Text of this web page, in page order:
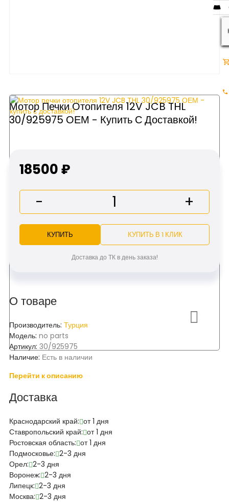
Мотор Печки Отопителя 12V JCB THL
30/925975 ОЕМ - Купить С Доставкой!
О товаре
Производитель: Турция
Модель: no parts
Артикул: 30/925975
Наличие: Есть в наличии
Перейти к описанию
Доставка
Краснодарский край: от 1 дня
Ставропольский край: от 1 дня
Ростовская область: от 1 дня
Подмосковье: 2-3 дня
Орел: 2-3 дня
Воронеж: 2-3 дня
Липецк: 2-3 дня
Москва: 2-3 дня
18500 ₽
- +
КУПИТЬ КУПИТЬ В 1 КЛИК
Доставка до ТК в день заказа!